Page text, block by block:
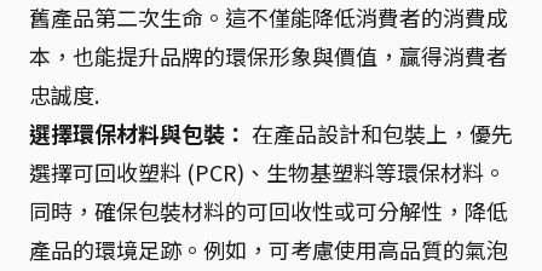
舊產品第二次生命。這不僅能降低消費者的消費成
本，也能提升品牌的環保形象與價值，贏得消費者
忠誠度.
選擇環保材料與包裝： 在產品設計和包裝上，優先
選擇可回收塑料 (PCR)、生物基塑料等環保材料。
同時，確保包裝材料的可回收性或可分解性，降低
產品的環境足跡。例如，可考慮使用高品質的氣泡